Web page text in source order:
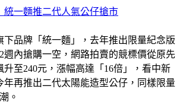
一麵推二代人氣公仔搶市
下品牌「統一麵」，去年推出限量紀念版
週內搶購一空，網路拍賣的競標價從原先
升至240元，漲幅高達「16倍」，看中新
年再推出二代太陽能造型公仔，同樣限量
。